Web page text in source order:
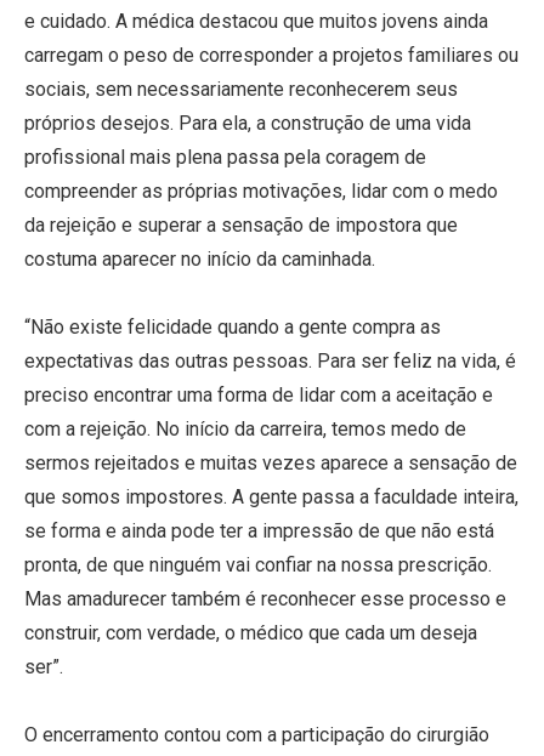
e cuidado. A médica destacou que muitos jovens ainda
carregam o peso de corresponder a projetos familiares ou
sociais, sem necessariamente reconhecerem seus
próprios desejos. Para ela, a construção de uma vida
profissional mais plena passa pela coragem de
compreender as próprias motivações, lidar com o medo
da rejeição e superar a sensação de impostora que
costuma aparecer no início da caminhada.
“Não existe felicidade quando a gente compra as
expectativas das outras pessoas. Para ser feliz na vida, é
preciso encontrar uma forma de lidar com a aceitação e
com a rejeição. No início da carreira, temos medo de
sermos rejeitados e muitas vezes aparece a sensação de
que somos impostores. A gente passa a faculdade inteira,
se forma e ainda pode ter a impressão de que não está
pronta, de que ninguém vai confiar na nossa prescrição.
Mas amadurecer também é reconhecer esse processo e
construir, com verdade, o médico que cada um deseja
ser”.
O encerramento contou com a participação do cirurgião